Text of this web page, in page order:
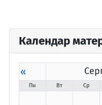
Календар
«
Пн Вт Ср